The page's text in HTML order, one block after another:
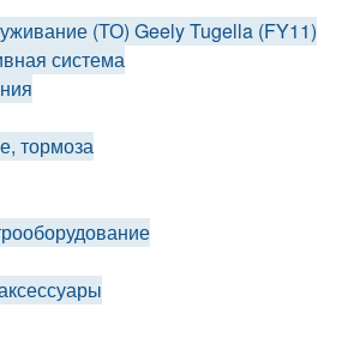
(ТО) Geely Tugella (FY11)
система
тормоза